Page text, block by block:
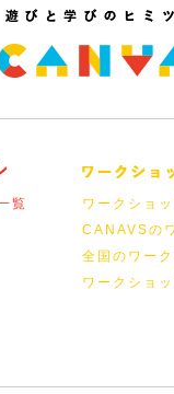
覧
ワークショ
CANAVSの
全国のワー
ワークショ